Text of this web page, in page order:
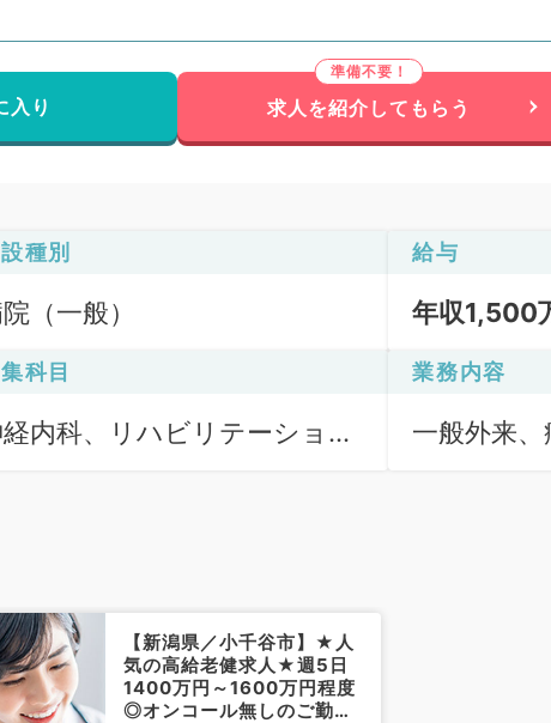
入り 求人を紹介してもらう
種別
（一般）
給与
年収1,500
科目
内科、リハビリテーション
業務内容
一般外来、
【新潟県／小千谷市】★人
気の高給老健求人★週5日
1400万円～1600万円程度
◎オンコール無しのご勤務